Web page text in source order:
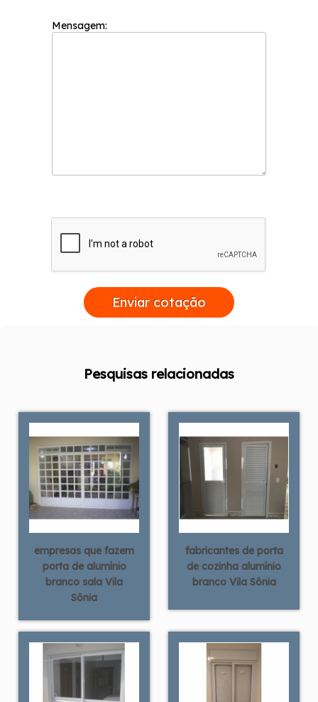
Mensagem:
Enviar cotação
Pesquisas relacionadas
empresas que fazem
porta de alumínio
branco sala Vila
Sônia
fabricantes de porta
de cozinha alumínio
branco Vila Sônia